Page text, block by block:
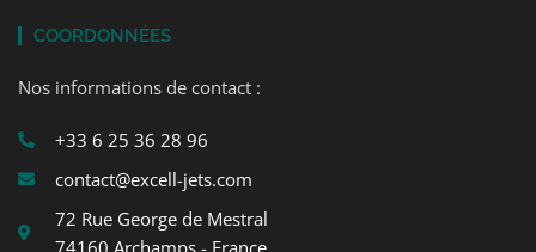
COORDONNÉES
Nos informations de contact :
+33 6 25 36 28 96
contact@excell-jets.com
72 Rue George de Mestral